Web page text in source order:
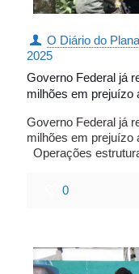
O Diário do
2025
Governo Federal já
milhões em prejuízo
Governo Federal já
milhões em prejuízo
Operações
0